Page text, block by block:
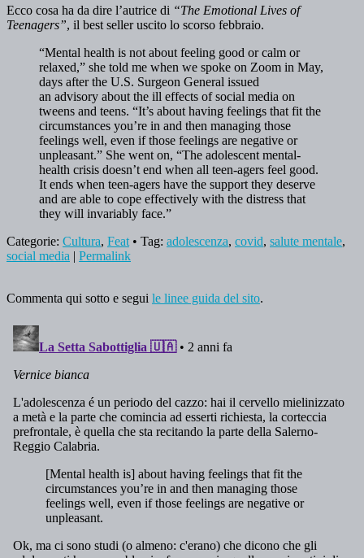
Ecco cosa ha da dire l’autrice di “The Emotional Lives of
Teenagers”, il best seller uscito lo scorso febbraio.
“Mental health is not about feeling good or calm or
relaxed,” she told me when we spoke on Zoom in May,
days after the U.S. Surgeon General issued
an advisory about the ill effects of social media on
tweens and teens. “It’s about having feelings that fit the
circumstances you’re in and then managing those
feelings well, even if those feelings are negative or
unpleasant.” She went on, “The adolescent mental-
health crisis doesn’t end when all teen-agers feel good.
It ends when teen-agers have the support they deserve
and are able to cope effectively with the distress that
they will invariably face.”
Categorie: Cultura, Feat • Tag: adolescenza, covid, salute mentale,
social media | Permalink
Commenta qui sotto e segui le linee guida del sito.